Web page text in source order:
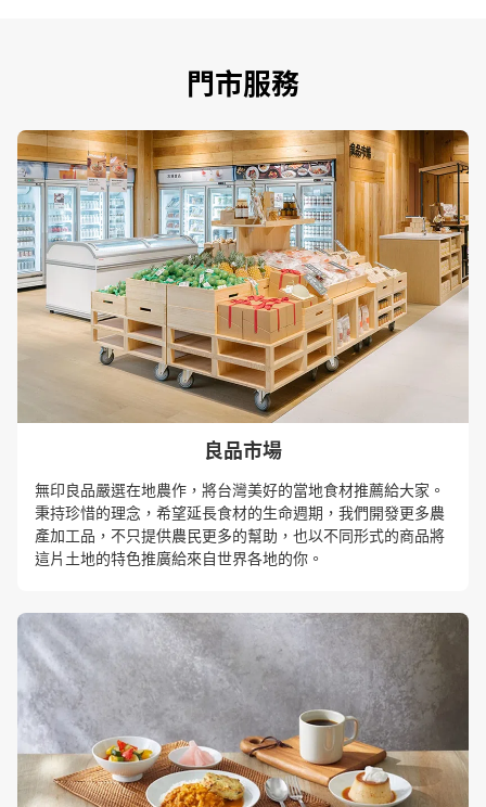
門市服務
良品市場
無印良品嚴選在地農作，將台灣美好的當地食材推薦給大家。
秉持珍惜的理念，希望延長食材的生命週期，我們開發更多農
產加工品，不只提供農民更多的幫助，也以不同形式的商品將
這片土地的特色推廣給來自世界各地的你。